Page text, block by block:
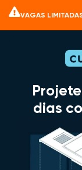
VAGAS
dias